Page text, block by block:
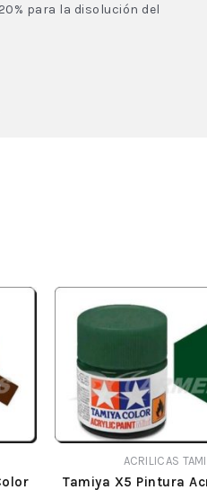
para la disolución del
ACRILICAS
Tamiya X5 Pintura